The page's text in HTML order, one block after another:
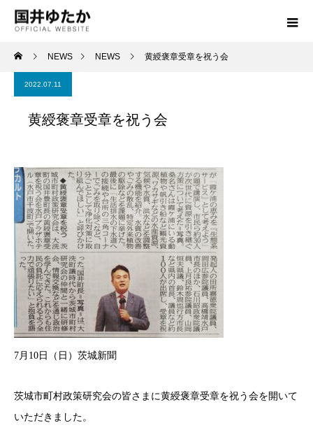
NEWS NEWS 黄綬褒章受章を祝う会
2022.07.11
黄綬褒章受章を祝う会
7月10日（日）茨城新聞
茨城市町村政策研究会の皆さまに黄綬褒章受章を祝う会を開いて
いただきました。